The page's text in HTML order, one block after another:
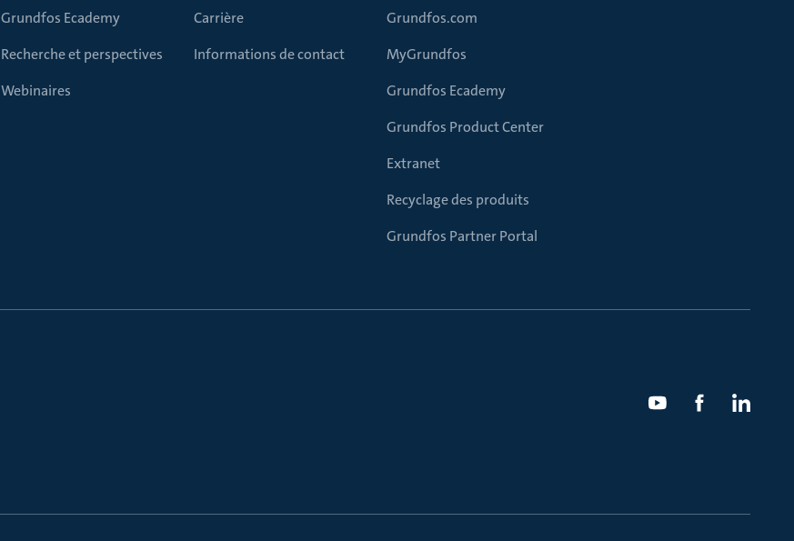
Grundfos Ecademy
Recherche et perspectives
Webinaires
Carrière
Informations de contact
Grundfos.com
MyGrundfos
Grundfos Ecademy
Grundfos Product Center
Extranet
Recyclage des produits
Grundfos Partner Portal